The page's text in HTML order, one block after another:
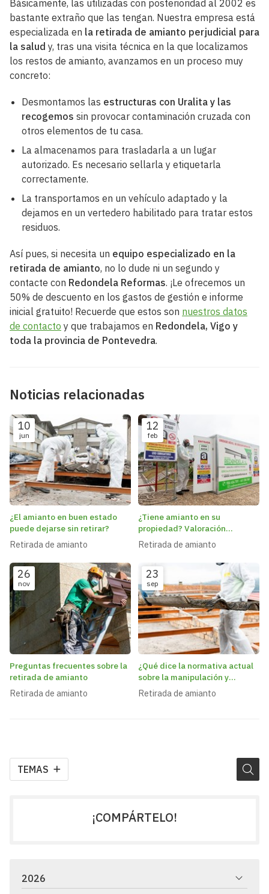
TEMAS
Básicamente, las utilizadas con posterioridad al 2002 es
bastante extraño que las tengan. Nuestra empresa está
especializada en la retirada de amianto perjudicial para
la salud y, tras una visita técnica en la que localizamos
los restos de amianto, avanzamos en un proceso muy
concreto:
Desmontamos las estructuras con Uralita y las
recogemos sin provocar contaminación cruzada con
otros elementos de tu casa.
La almacenamos para trasladarla a un lugar
autorizado. Es necesario sellarla y etiquetarla
correctamente.
La transportamos en un vehículo adaptado y la
dejamos en un vertedero habilitado para tratar estos
residuos.
Así pues, si necesita un equipo especializado en la
retirada de amianto, no lo dude ni un segundo y
contacte con Redondela Reformas. ¡Le ofrecemos un
50% de descuento en los gastos de gestión e informe
inicial gratuito! Recuerde que estos son nuestros datos
de contacto y que trabajamos en Redondela, Vigo y
toda la provincia de Pontevedra.
Noticias relacionadas
10
jun
¿El amianto en buen estado
puede dejarse sin retirar?
Retirada de amianto
12
feb
¿Tiene amianto en su
propiedad? Valoración
gratuita para identificar su
estado
Retirada de amianto
26
nov
Preguntas frecuentes sobre la
retirada de amianto
Retirada de amianto
23
sep
¿Qué dice la normativa actual
sobre la manipulación y
retirada de amianto?
Retirada de amianto
¡COMPÁRTELO!
2026